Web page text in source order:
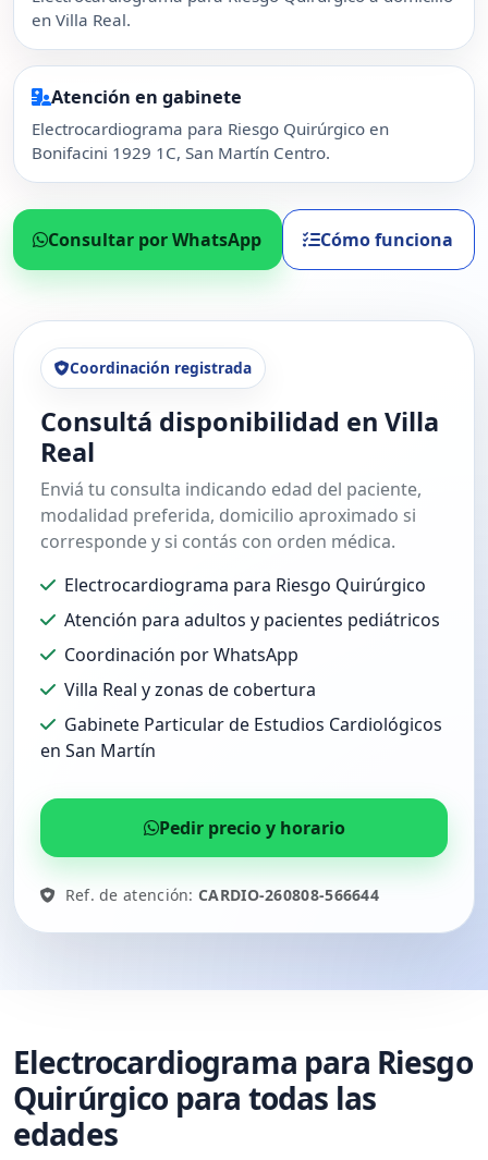
en Villa Real.
Atención en gabinete
Electrocardiograma para Riesgo Quirúrgico en
Bonifacini 1929 1C, San Martín Centro.
Consultar por WhatsApp Cómo funciona
Coordinación registrada
Consultá disponibilidad en Villa
Real
Enviá tu consulta indicando edad del paciente,
modalidad preferida, domicilio aproximado si
corresponde y si contás con orden médica.
Electrocardiograma para Riesgo Quirúrgico
Atención para adultos y pacientes pediátricos
Coordinación por WhatsApp
Villa Real y zonas de cobertura
Gabinete Particular de Estudios Cardiológicos
en San Martín
Pedir precio y horario
Ref. de atención:CARDIO-260808-566644
Electrocardiograma para Riesgo
Quirúrgico para todas las
edades